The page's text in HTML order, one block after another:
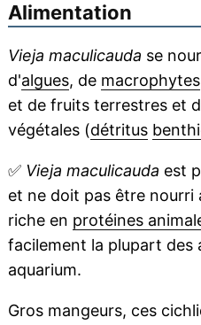
Alimentation
Vieja maculicauda se
d'algues, de macrophytes
et de fruits terrestres et
végétales (détritus
✅ Vieja maculicauda est
et ne doit pas être nourri
riche en protéines
facilement la plupart des
aquarium.
Gros mangeurs, ces